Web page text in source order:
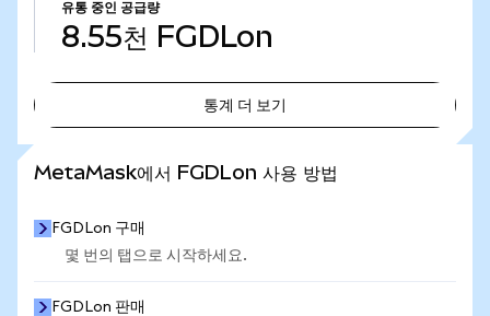
유통 중인 공급량
8.55천 FGDLon
통계 더 보기
MetaMask에서 FGDLon 사용 방법
FGDLon 구매
몇 번의 탭으로 시작하세요.
FGDLon 판매